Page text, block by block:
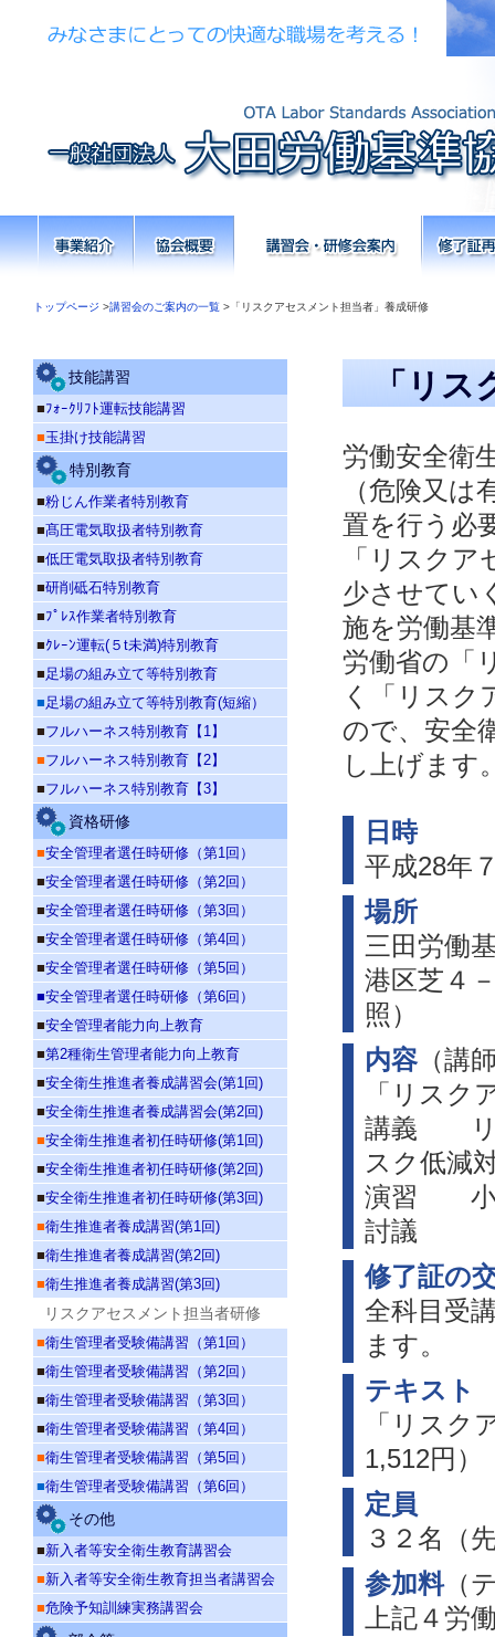
トップページ >講習会のご案内の一覧 >「リスクアセスメント担当者」養成研修
「リ
労働安全衛
（危険又
置を行う必
「リスク
少させてい
施を労働基
労働省の「
く「リスク
ので、安全
し上げます
日時
平成28年
場所
三田労働
港区芝４
照）
内容 （講
「リスク
講義 リ
スク低減
演習 小
討議
修了証の
全科目受
ます。
テキスト
「リスク
1,512円）
定員
３２名（
参加料（
上記４
技能講習
■ﾌｫｰｸﾘﾌﾄ運転技能講習
■玉掛け技能講習
特別教育
■粉じん作業者特別教育
■髙圧電気取扱者特別教育
■低圧電気取扱者特別教育
■研削砥石特別教育
■ﾌﾟﾚｽ作業者特別教育
■ｸﾚｰﾝ運転(５t未満)特別教育
■足場の組み立て等特別教育
■足場の組み立て等特別教育(短縮）
■フルハーネス特別教育【1】
■フルハーネス特別教育【2】
■フルハーネス特別教育【3】
資格研修
■安全管理者選任時研修（第1回）
■安全管理者選任時研修（第2回）
■安全管理者選任時研修（第3回）
■安全管理者選任時研修（第4回）
■安全管理者選任時研修（第5回）
■安全管理者選任時研修（第6回）
■安全管理者能力向上教育
■第2種衛生管理者能力向上教育
■安全衛生推進者養成講習会(第1回)
■安全衛生推進者養成講習会(第2回)
■安全衛生推進者初任時研修(第1回)
■安全衛生推進者初任時研修(第2回)
■安全衛生推進者初任時研修(第3回)
■衛生推進者養成講習(第1回)
■衛生推進者養成講習(第2回)
■衛生推進者養成講習(第3回)
リスクアセスメント担当者研修
■衛生管理者受験備講習（第1回）
■衛生管理者受験備講習（第2回）
■衛生管理者受験備講習（第3回）
■衛生管理者受験備講習（第4回）
■衛生管理者受験備講習（第5回）
■衛生管理者受験備講習（第6回）
その他
■新入者等安全衛生教育講習会
■新入者等安全衛生教育担当者講習会
■危険予知訓練実務講習会